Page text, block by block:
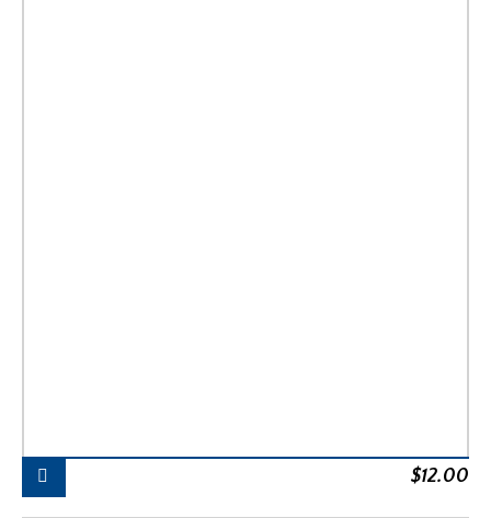
$12.00